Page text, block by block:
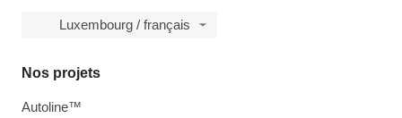
Luxembourg / français
Nos projets
Autoline™